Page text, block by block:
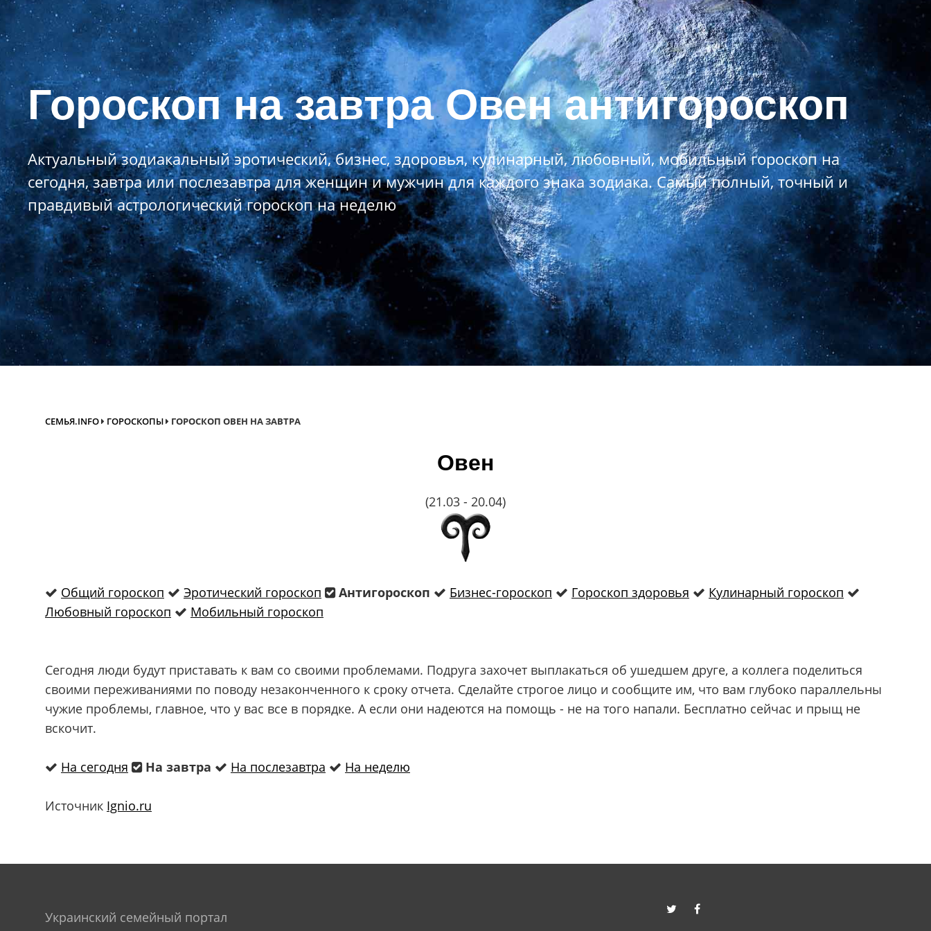
Гороскоп на завтра Овен антигороскоп
Актуальный зодиакальный эротический, бизнес, здоровья, кулинарный, любовный, мобильный гороскоп на
сегодня, завтра или послезавтра для женщин и мужчин для каждого знака зодиака. Самый полный, точный и
правдивый астрологический гороскоп на неделю
СЕМЬЯ.INFO ГОРОСКОПЫ ГОРОСКОП ОВЕН НА ЗАВТРА
Овен
(21.03 - 20.04)
Общий гороскоп Эротический гороскоп Антигороскоп Бизнес-гороскоп Гороскоп здоровья
Кулинарный гороскоп
Любовный гороскоп
Мобильный гороскоп
Сегодня люди будут приставать к вам со своими проблемами. Подруга захочет выплакаться об ушедшем друге, а коллега поделиться
своими переживаниями по поводу незаконченного к сроку отчета. Сделайте строгое лицо и сообщите им, что вам глубоко параллельны
чужие проблемы, главное, что у вас все в порядке. А если они надеются на помощь - не на того напали. Бесплатно сейчас и прыщ не
вскочит.
На сегодня На завтра На послезавтра На неделю
Источник Ignio.ru
Украинский семейный портал twitterfacebook